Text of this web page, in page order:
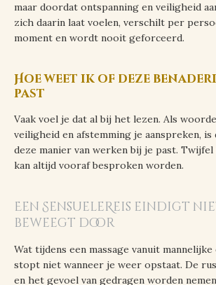
maar doordat ontspanning en veiligheid
zich daarin laat voelen, verschilt per
moment en wordt nooit geforceerd.
Hoe weet ik of deze
past
Vaak voel je dat al bij het lezen. Als
veiligheid en afstemming je aanspreken,
deze manier van werken bij je past.
kan altijd vooraf besproken worden.
Een SensueleReis eindigt
beweegt door
Wat tijdens een massage vanuit
stopt niet wanneer je weer opstaat. De
en het gevoel van gedragen worden